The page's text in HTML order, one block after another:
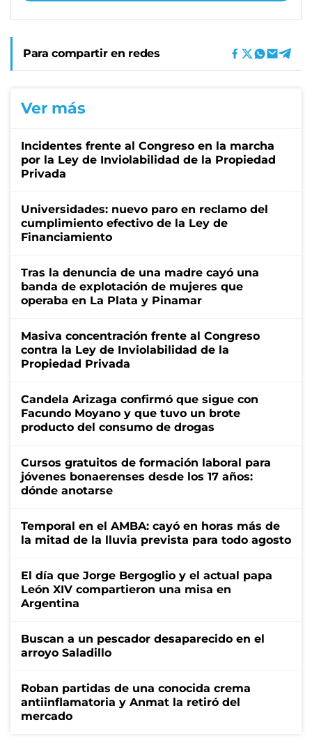
Para compartir en redes
Ver más
Incidentes frente al Congreso en la marcha
por la Ley de Inviolabilidad de la Propiedad
Privada
Universidades: nuevo paro en reclamo del
cumplimiento efectivo de la Ley de
Financiamiento
Tras la denuncia de una madre cayó una
banda de explotación de mujeres que
operaba en La Plata y Pinamar
Masiva concentración frente al Congreso
contra la Ley de Inviolabilidad de la
Propiedad Privada
Candela Arizaga confirmó que sigue con
Facundo Moyano y que tuvo un brote
producto del consumo de drogas
Cursos gratuitos de formación laboral para
jóvenes bonaerenses desde los 17 años:
dónde anotarse
Temporal en el AMBA: cayó en horas más de
la mitad de la lluvia prevista para todo agosto
El día que Jorge Bergoglio y el actual papa
León XIV compartieron una misa en
Argentina
Buscan a un pescador desaparecido en el
arroyo Saladillo
Roban partidas de una conocida crema
antiinflamatoria y Anmat la retiró del
mercado